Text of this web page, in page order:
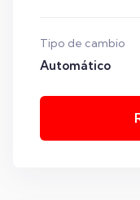
Tipo de cambio
Automático